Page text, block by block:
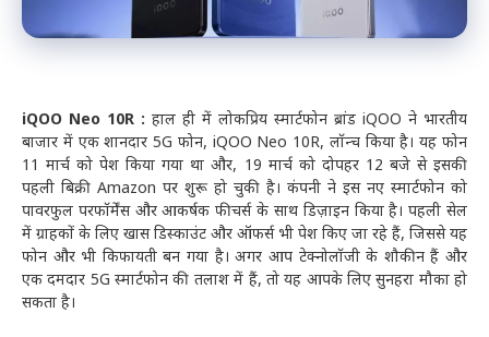
iQOO Neo 10R : हाल ही में लोकप्रिय स्मार्टफोन ब्रांड iQOO ने भारतीय
बाजार में एक शानदार 5G फोन, iQOO Neo 10R, लॉन्च किया है। यह फोन
11 मार्च को पेश किया गया था और, 19 मार्च को दोपहर 12 बजे से इसकी
पहली बिक्री Amazon पर शुरू हो चुकी है। कंपनी ने इस नए स्मार्टफोन को
पावरफुल परफॉर्मेंस और आकर्षक फीचर्स के साथ डिज़ाइन किया है। पहली सेल
में ग्राहकों के लिए खास डिस्काउंट और ऑफर्स भी पेश किए जा रहे हैं, जिससे यह
फोन और भी किफायती बन गया है। अगर आप टेक्नोलॉजी के शौकीन हैं और
एक दमदार 5G स्मार्टफोन की तलाश में हैं, तो यह आपके लिए सुनहरा मौका हो
सकता है।